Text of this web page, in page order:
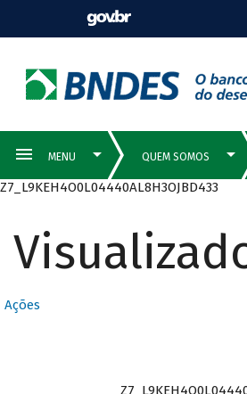
Z7_L9KEH4O0L04440AL8H3OJBD433
Ações